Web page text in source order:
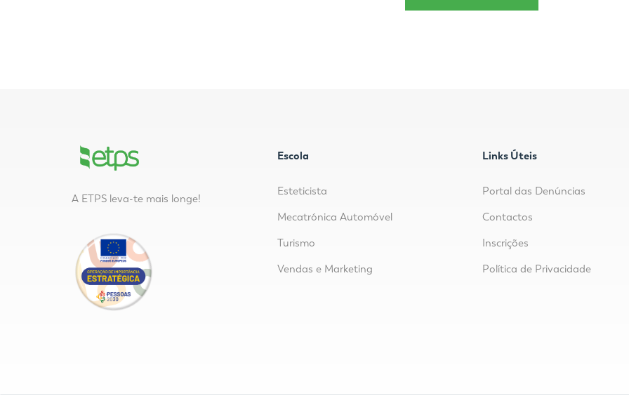
A ETPS leva-te mais longe!
Escola
Esteticista
Mecatrónica Automóvel
Turismo
Vendas e Marketing
Links Úteis
Portal das Denúncias
Contactos
Inscrições
Política de Privacidade